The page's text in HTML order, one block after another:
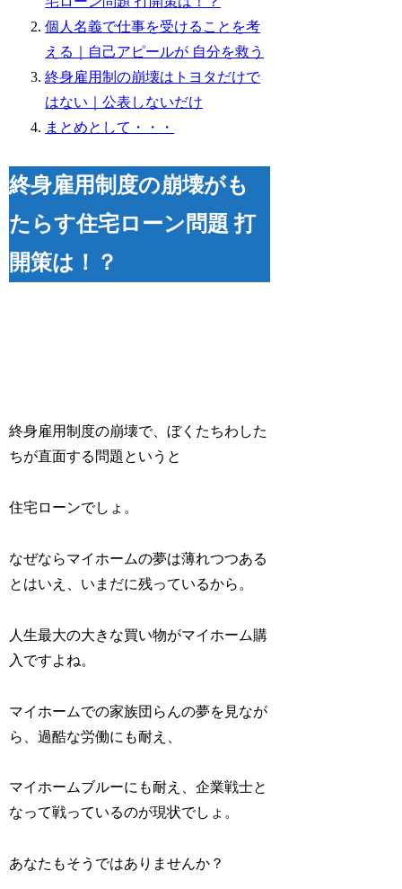
個人名義で仕事を受けることを考
える｜自己アピールが 自分を救う
終身雇用制の崩壊はトヨタだけで
はない｜公表しないだけ
まとめとして・・・
終身雇用制度の崩壊がも
たらす住宅ローン問題 打
開策は！？
終身雇用制度の崩壊で、ぼくたちわした
ちが直面する問題というと
住宅ローンでしょ。
なぜならマイホームの夢は薄れつつある
とはいえ、いまだに残っているから。
人生最大の大きな買い物がマイホーム購
入ですよね。
マイホームでの家族団らんの夢を見なが
ら、過酷な労働にも耐え、
マイホームブルーにも耐え、企業戦士と
なって戦っているのが現状でしょ。
あなたもそうではありませんか？